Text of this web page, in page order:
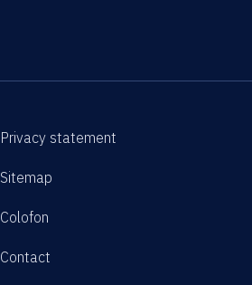
Privacy statement
Sitemap
Colofon
Contact